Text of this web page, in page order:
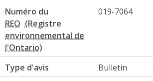
Numéro du
REO
019-7064
Type d'avis
Bulletin